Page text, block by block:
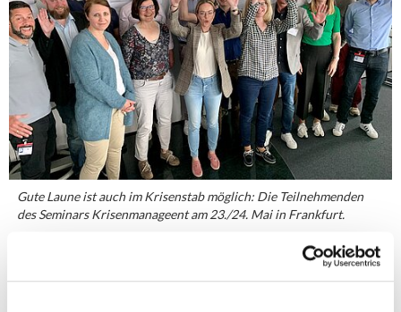
Gute Laune ist auch im Krisenstab möglich: Die Teilnehmenden
des Seminars Krisenmanageent am 23./24. Mai in Frankfurt.
Im Krisenstab herrscht Hochbetrieb: Informationen fliegen über die
Tische. ESHA berichtet über ausgetretene Stoffe. Zwei Mitarbeiter